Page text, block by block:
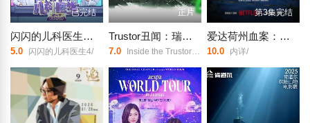
已完结
闪闪的儿科医生第四季
5.0 闪闪的儿科医生4/
正片
Trustor丑闻：瑞典金融案内幕
7.0 Inside the Trustor Scandal/Trustor/
第3集完结
爱达荷州血案：大学梦魇
10.0 内详/